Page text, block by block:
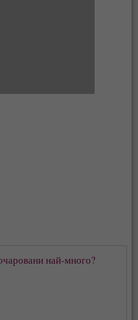
най-много?